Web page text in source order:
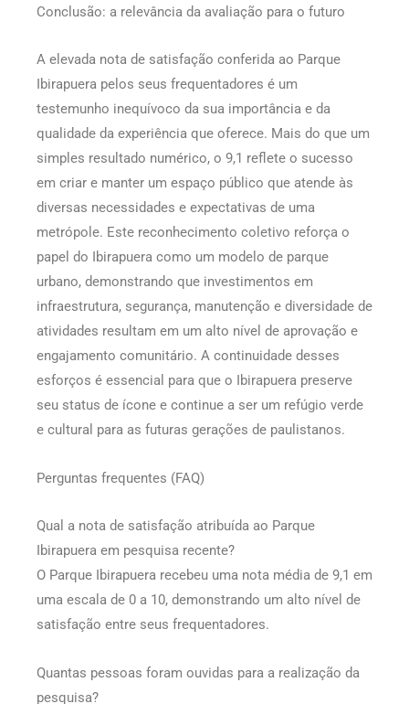
Conclusão: a relevância da avaliação para o futuro
A elevada nota de satisfação conferida ao Parque
Ibirapuera pelos seus frequentadores é um
testemunho inequívoco da sua importância e da
qualidade da experiência que oferece. Mais do que um
simples resultado numérico, o 9,1 reflete o sucesso
em criar e manter um espaço público que atende às
diversas necessidades e expectativas de uma
metrópole. Este reconhecimento coletivo reforça o
papel do Ibirapuera como um modelo de parque
urbano, demonstrando que investimentos em
infraestrutura, segurança, manutenção e diversidade de
atividades resultam em um alto nível de aprovação e
engajamento comunitário. A continuidade desses
esforços é essencial para que o Ibirapuera preserve
seu status de ícone e continue a ser um refúgio verde
e cultural para as futuras gerações de paulistanos.
Perguntas frequentes (FAQ)
Qual a nota de satisfação atribuída ao Parque
Ibirapuera em pesquisa recente?
O Parque Ibirapuera recebeu uma nota média de 9,1 em
uma escala de 0 a 10, demonstrando um alto nível de
satisfação entre seus frequentadores.
Quantas pessoas foram ouvidas para a realização da
pesquisa?